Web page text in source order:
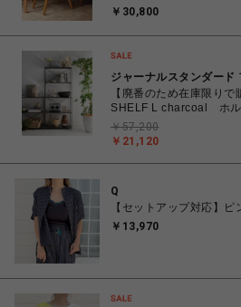
ロー 704
￥30,800
ジャーナルスタンダード
【廃番のため在庫限り
SHELF L charcoal ホ
￥21,120
￥57,200
Q
【セットアップ対応】
￥13,970